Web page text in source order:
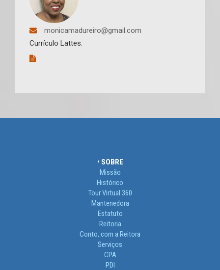
monicamadureiro@gmail.com
Currículo Lattes:
• SOBRE
Missão
Histórico
Tour Virtual 360
Mantenedora
Estatuto
Reitoria
Conto, com a Reitora
Serviços
CPA
PDI